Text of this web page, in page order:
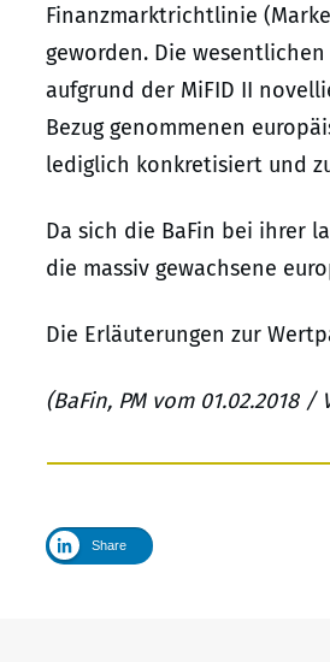
Finanzmarktrichtlinie
geworden. Die
aufgrund der MiFID II
Bezug genommenen
lediglich konkretisiert und
Da sich die BaFin bei ihrer
die massiv gewachsene
Die Erläuterungen zur
(BaFin, PM vom 01.02.2018 /
Share